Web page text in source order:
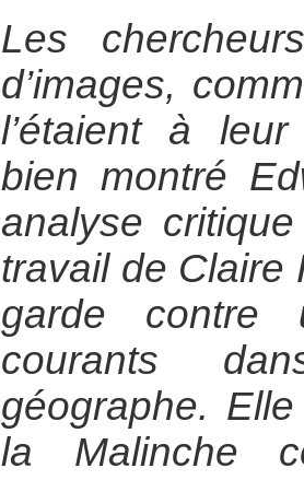
Les
d’images,
l’étaient à
bien montré
analyse
travail de Claire
garde contre
courants
géographe.
la Malinche